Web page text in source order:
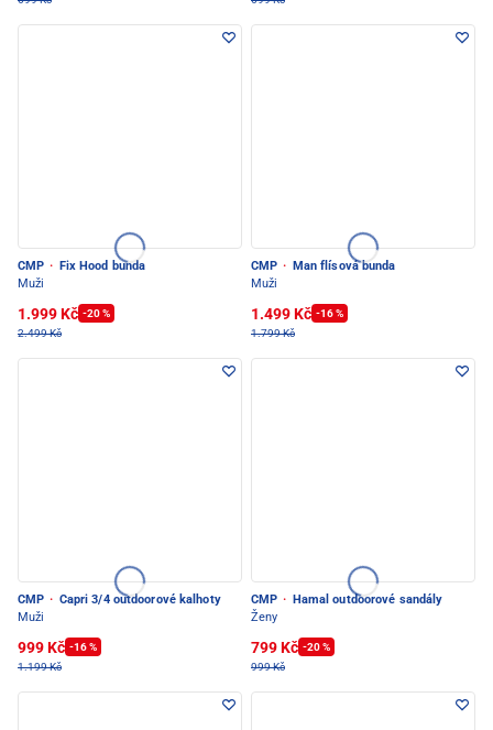
CMP ·
Fix Hood bunda
Muži
1.999 Kč -20 %
2.499 Kč
CMP ·
Man flísová bunda
Muži
1.499 Kč -16 %
1.799 Kč
CMP · Capri 3/4 outdoorové kalhoty
Muži
999 Kč -16 %
1.199 Kč
CMP ·
Hamal outdoorové sandály
Ženy
799 Kč -20 %
999 Kč